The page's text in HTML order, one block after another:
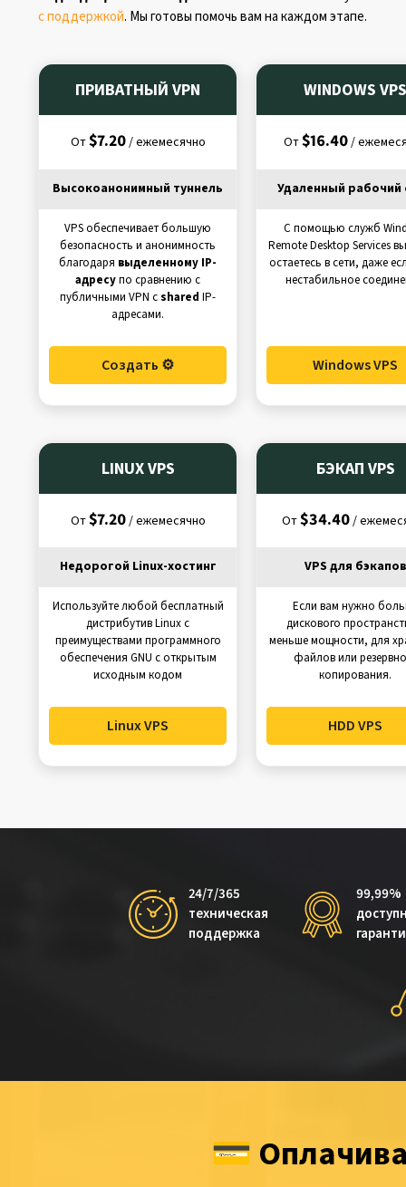
с поддержкой. Мы готовы помочь вам на каждом этапе.
ПРИВАТНЫЙ VPN
От$7.20/ ежемесячно
Высокоанонимный туннель
VPS обеспечивает большую
безопасность и анонимность
благодаря выделенному IP-
адресупо сравнению с
публичными VPN сshared IP-
адресами.
Создать ⚙️
WINDOWS VPS
От$16.40/
Удаленный рабочий
С помощью служб
Remote Desktop Services
остаетесь в сети, даже
нестабильное
Windows VPS
LINUX VPS
От$7.20/ ежемесячно
Недорогой Linux-хостинг
Используйте любой бесплатный
дистрибутив Linux с
преимуществами программного
обеспечения GNU с открытым
исходным кодом
Linux VPS
БЭКАП VPS
От$34.40/
VPS для бэкапов
Если вам нужно
дискового
меньше мощности, для
файлов или
копирования.
HDD VPS
24/7/365
техническая
поддержка
99,99%
💳